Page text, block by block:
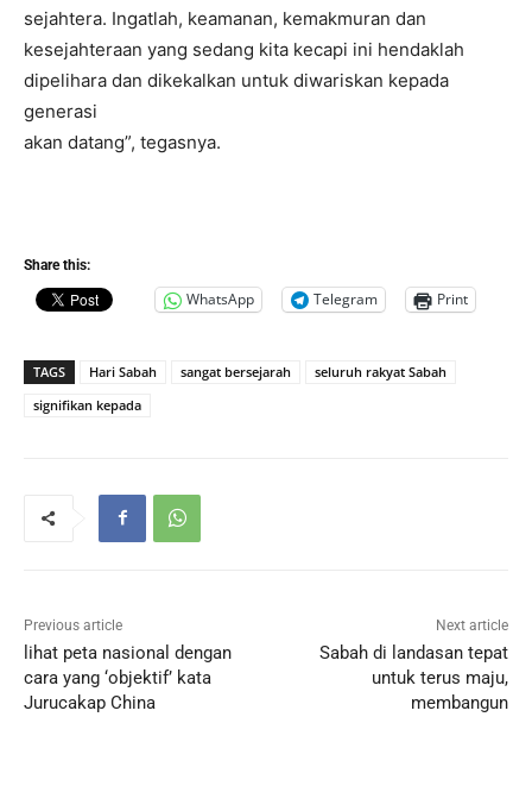
sejahtera. Ingatlah, keamanan, kemakmuran dan
kesejahteraan yang sedang kita kecapi ini hendaklah
dipelihara dan dikekalkan untuk diwariskan kepada
generasi
akan datang”, tegasnya.
Share this:
WhatsApp Telegram Print
TAGS Hari Sabah sangat bersejarah
seluruh rakyat Sabah
signifikan kepada
Previous article
lihat peta nasional dengan
cara yang ‘objektif’ kata
Jurucakap China
Next article
Sabah di landasan tepat
untuk terus maju,
membangun